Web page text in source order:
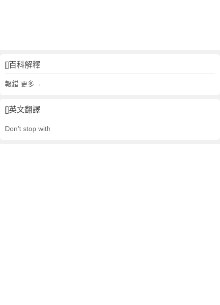
[]百科解釋
報錯 更多→
[]英文翻譯
Don't stop with